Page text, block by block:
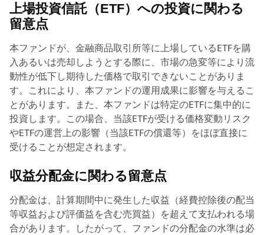
上場投資信託（ETF）への投資に関わる
留意点
本ファンドが、金融商品取引所等に上場しているETFを購
入あるいは売却しようとする際に、市場の急変等により流
動性が低下し期待した価格で取引できないことがありま
す。これにより、本ファンドの運用成果に影響を与えるこ
とがあります。また、本ファンドは特定のETFに集中的に
投資します。この場合、当該ETFが受ける価格変動リスク
やETFの運営上の影響（当該ETFの償還等）をほぼ直接に
受けることが想定されます。
収益分配金に関わる留意点
分配金は、計算期間中に発生した収益（経費控除後の配当
等収益および評価益を含む売買益）を超えて支払われる場
合があります。したがって、ファンドの分配金の水準は必